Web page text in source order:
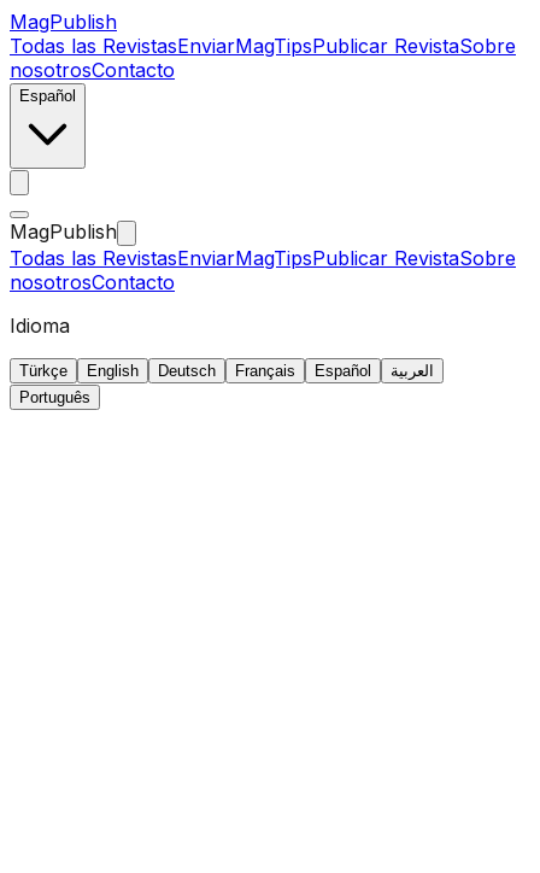
MagPublish
Todas las RevistasEnviarMagTipsPublicar RevistaSobre
nosotrosContacto
Español
MagPublish
Todas las RevistasEnviarMagTipsPublicar RevistaSobre
nosotrosContacto
Idioma
Türkçe English Deutsch Français Español
العربية
Português